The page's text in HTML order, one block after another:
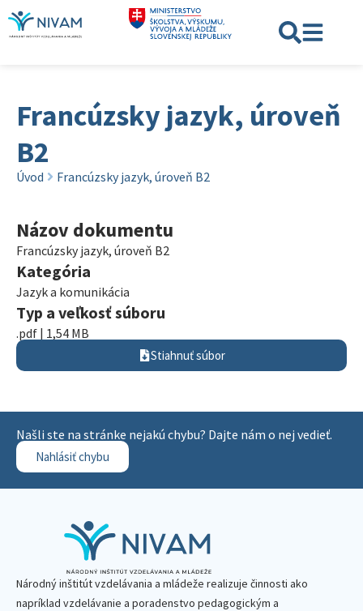
Francúzsky jazyk, úroveň
B2
Úvod Francúzsky jazyk, úroveň B2
Názov dokumentu
Francúzsky jazyk, úroveň B2
Kategória
Jazyk a komunikácia
Typ a veľkosť súboru
.pdf | 1,54 MB
Stiahnuť súbor
Našli ste na stránke nejakú chybu? Dajte nám o nej vedieť.
Nahlásiť chybu
Národný inštitút vzdelávania a mládeže realizuje činnosti ako
napríklad vzdelávanie a poradenstvo pedagogickým a